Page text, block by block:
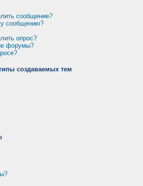
сообщение?
сообщению?
опрос?
форумы?
создаваемых тем